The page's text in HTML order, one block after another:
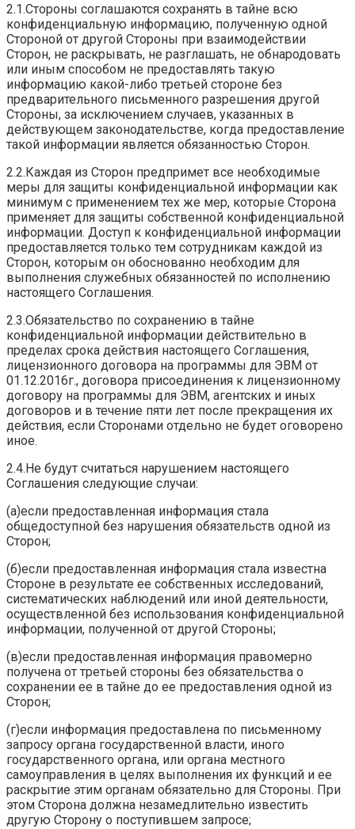
2.1.Стороны соглашаются сохранять в тайне всю
конфиденциальную информацию, полученную одной
Стороной от другой Стороны при взаимодействии
Сторон, не раскрывать, не разглашать, не обнародовать
или иным способом не предоставлять такую
информацию какой-либо третьей стороне без
предварительного письменного разрешения другой
Стороны, за исключением случаев, указанных в
действующем законодательстве, когда предоставление
такой информации является обязанностью Сторон.
2.2.Каждая из Сторон предпримет все необходимые
меры для защиты конфиденциальной информации как
минимум с применением тех же мер, которые Сторона
применяет для защиты собственной конфиденциальной
информации. Доступ к конфиденциальной информации
предоставляется только тем сотрудникам каждой из
Сторон, которым он обоснованно необходим для
выполнения служебных обязанностей по исполнению
настоящего Соглашения.
2.3.Обязательство по сохранению в тайне
конфиденциальной информации действительно в
пределах срока действия настоящего Соглашения,
лицензионного договора на программы для ЭВМ от
01.12.2016г., договора присоединения к лицензионному
договору на программы для ЭВМ, агентских и иных
договоров и в течение пяти лет после прекращения их
действия, если Сторонами отдельно не будет оговорено
иное.
2.4.Не будут считаться нарушением настоящего
Соглашения следующие случаи:
(а)если предоставленная информация стала
общедоступной без нарушения обязательств одной из
Сторон;
(б)если предоставленная информация стала известна
Стороне в результате ее собственных исследований,
систематических наблюдений или иной деятельности,
осуществленной без использования конфиденциальной
информации, полученной от другой Стороны;
(в)если предоставленная информация правомерно
получена от третьей стороны без обязательства о
сохранении ее в тайне до ее предоставления одной из
Сторон;
(г)если информация предоставлена по письменному
запросу органа государственной власти, иного
государственного органа, или органа местного
самоуправления в целях выполнения их функций и ее
раскрытие этим органам обязательно для Стороны. При
этом Сторона должна незамедлительно известить
другую Сторону о поступившем запросе;